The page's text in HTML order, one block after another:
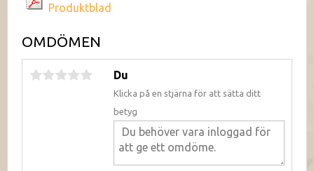
Produktblad
OMDÖMEN
Du
Klicka på en stjärna för att sätta ditt
betyg